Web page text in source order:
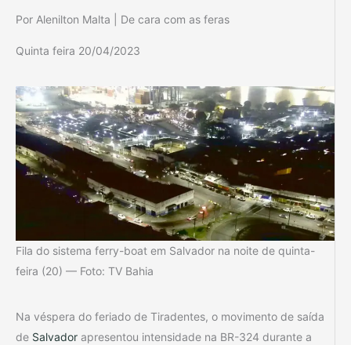
Por Alenilton Malta | De cara com as feras
Quinta feira 20/04/2023
Fila do sistema ferry-boat em Salvador na noite de quinta-
feira (20) — Foto: TV Bahia
Na véspera do feriado de Tiradentes, o movimento de saída
de Salvador apresentou intensidade na BR-324 durante a